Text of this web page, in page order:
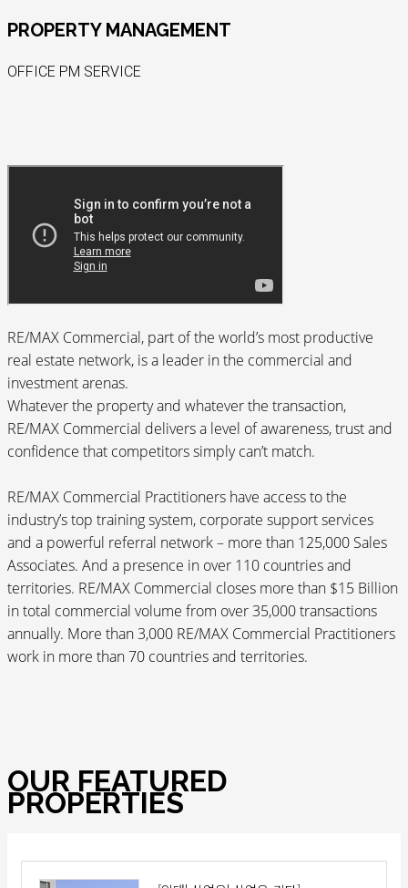
PROPERTY MANAGEMENT
OFFICE PM SERVICE
RE/MAX Commercial, part of the world’s most productive
real estate network, is a leader in the commercial and
investment arenas.
Whatever the property and whatever the transaction,
RE/MAX Commercial delivers a level of awareness, trust and
confidence that competitors simply can’t match.
RE/MAX Commercial Practitioners have access to the
industry’s top training system, corporate support services
and a powerful referral network – more than 125,000 Sales
Associates. And a presence in over 110 countries and
territories. RE/MAX Commercial closes more than $15 Billion
in total commercial volume from over 35,000 transactions
annually. More than 3,000 RE/MAX Commercial Practitioners
work in more than 70 countries and territories.
OUR FEATURED
PROPERTIES